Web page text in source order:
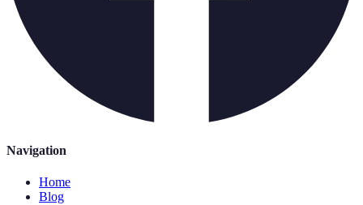
Navigation
Home
Blog